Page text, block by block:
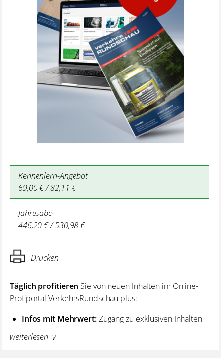
Kennenlern-Angebot
69,00 € / 82,11 €
Jahresabo
446,20 € / 530,98 €
Drucken
Täglich profitieren Sie von neuen Inhalten im Online-
Profiportal VerkehrsRundschau plus:
Infos mit Mehrwert:Zugang zu exklusiven Inhalten
und Hintergrundwissen – von aktuellen Regelungen
wie z. B. bei den Lenk- und Ruhezeiten,
weiterlesen